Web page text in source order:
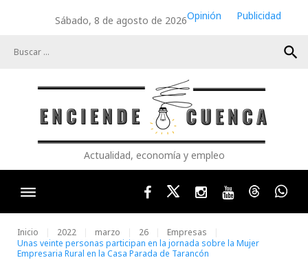
Sábado, 8 de agosto de 2026Opinión
Publicidad
search
Actualidad, economía y empleo
FacebookTwitterInstagram
YoutubeThreads
Inicio 2022 marzo 26
Empresas
Unas veinte personas participan en la jornada sobre la Mujer
Empresaria Rural en la Casa Parada de Tarancón